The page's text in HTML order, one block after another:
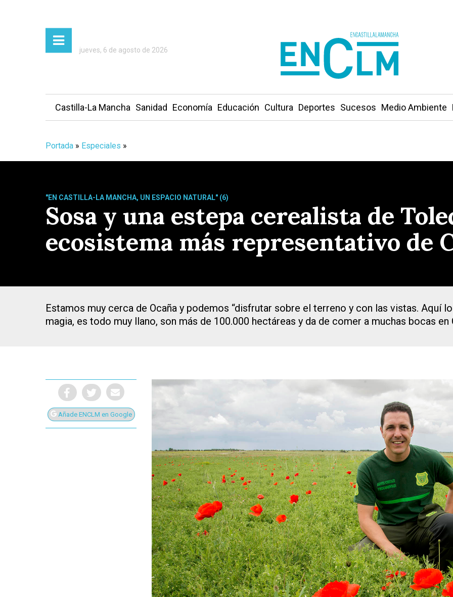
Presiona Intro para buscar o ESC para cerrar
jueves, 6 de agosto de 2026
Castilla-La Mancha Sanidad Economía Educación Cultura Deportes Sucesos Medio Ambiente
Portada » Especiales »
"EN CASTILLA-LA MANCHA, UN ESPACIO NATURAL" (6)
Sosa y una estepa cerealista de
ecosistema más representativo de
Estamos muy cerca de Ocaña y podemos “disfrutar sobre el terreno y con las vistas. Aquí
magia, es todo muy llano, son más de 100.000 hectáreas y da de comer a muchas bocas en
Añade ENCLM en Google